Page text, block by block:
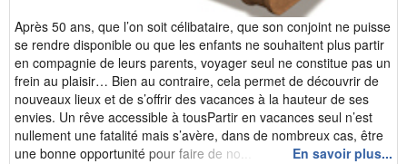
Après 50 ans, que l’on soit célibataire, que son conjoint ne puisse
se rendre disponible ou que les enfants ne souhaitent plus partir
en compagnie de leurs parents, voyager seul ne constitue pas un
frein au plaisir… Bien au contraire, cela permet de découvrir de
nouveaux lieux et de s’offrir des vacances à la hauteur de ses
envies. Un rêve accessible à tousPartir en vacances seul n’est
nullement une fatalité mais s’avère, dans de nombreux cas, être
une bonne opportunité pour faire de no...
En savoir plus...